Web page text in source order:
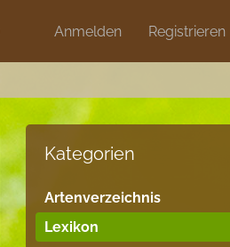
Anmelden Registrieren
Discord Artikel Blog
Kategorien
Artenverzeichnis
Lexikon